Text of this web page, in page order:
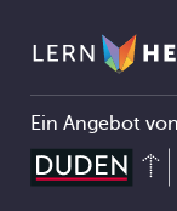
Ein Angebot von
4.4 Elektromagnetische Schwingungen und Wellen